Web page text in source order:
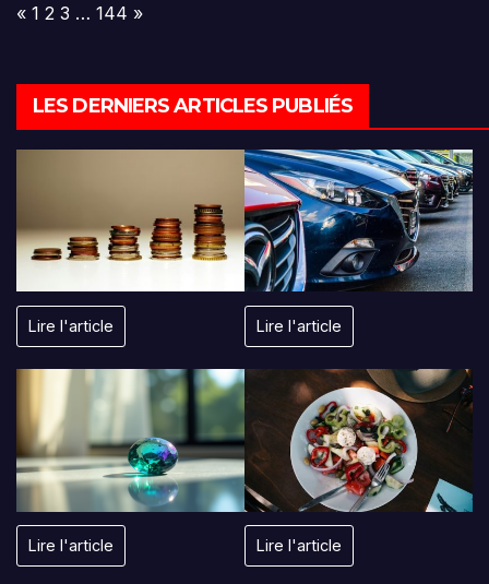
Page:
Previous
« 1 2 3 … 144 Next
»
LES DERNIERS ARTICLES PUBLIÉS
Lire l'article Lire l'article
Lire l'article Lire l'article